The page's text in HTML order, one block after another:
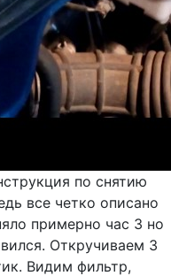
по снятию
все четко описано
примерно час 3 но
Откручиваем 3
Видим фильтр,